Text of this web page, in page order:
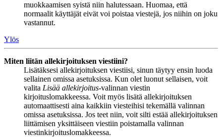
muokkaamisen syistä niin halutessaan. Huomaa, että
normaalit käyttäjät eivät voi poistaa viestejä, jos niihin on joku
vastannut.
Ylös
Miten liitän allekirjoituksen viestiini?
Lisätäksesi allekirjoituksen viestiisi, sinun täytyy ensin luoda
sellainen omissa asetuksissa. Kun olet luonut sellaisen, voit
valita Lisää allekirjoitus-valinnan viestin
kirjoituslomakkeessa. Voit myös lisätä allekirjoituksen
automaattisesti aina kaikkiin viesteihisi tekemällä valinnan
omissa asetuksissa. Jos teet niin, voit silti estää allekirjoituksen
liittämisen yksittäiseen viestiin poistamalla valinnan
viestinkirjoituslomakkeessa.